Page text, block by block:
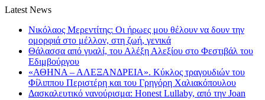
Latest News
Νικόλαος Μερεντίτης: Οι ήρωες μου θέλουν να δουν την
ομορφιά στο μέλλον, στη ζωή, γενικά
Θάλασσα από γυαλί, του Αλέξη Αλεξίου στο Φεστιβάλ του
Εδιμβούργου
«ΑΘΗΝΑ – ΑΛΕΞΑΝΔΡΕΙΑ». Κύκλος τραγουδιών του
Φίλιππου Περιστέρη και του Γρηγόρη Χαλιακόπουλου
Δασκαλευτικό νανούρισμα: Honest Lullaby, από την Joan